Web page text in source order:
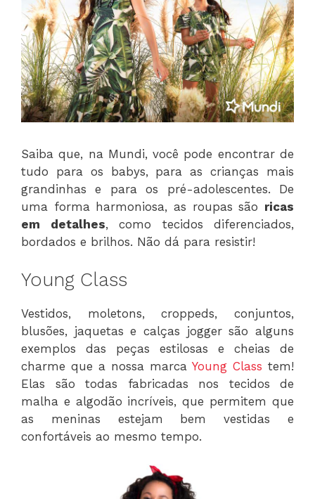
Saiba que, na Mundi, você pode encontrar de
tudo para os babys, para as crianças mais
grandinhas e para os pré-adolescentes. De
uma forma harmoniosa, as roupas são ricas
em detalhes, como tecidos diferenciados,
bordados e brilhos. Não dá para resistir!
Young Class
Vestidos, moletons, croppeds, conjuntos,
blusões, jaquetas e calças jogger são alguns
exemplos das peças estilosas e cheias de
charme que a nossa marca Young Class tem!
Elas são todas fabricadas nos tecidos de
malha e algodão incríveis, que permitem que
as meninas estejam bem vestidas e
confortáveis ao mesmo tempo.